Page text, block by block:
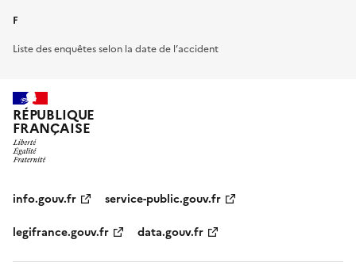
F
Liste des enquêtes selon la date de l’accident
RÉPUBLIQUE
FRANÇAISE
info.gouv.fr
service-public.gouv.fr
legifrance.gouv.fr
data.gouv.fr